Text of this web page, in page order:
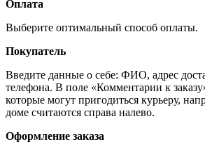
Оплата
Выберите оптимальный способ оплаты.
Покупатель
Введите данные о себе: ФИО, адрес
телефона. В поле «Комментарии к
которые могут пригодиться курьеру,
доме считаются справа налево.
Оформление заказа